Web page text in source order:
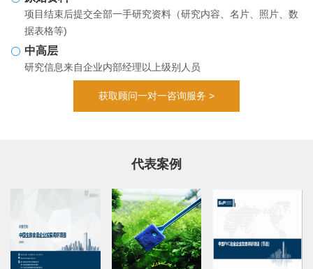
项目结束后提交全部一手研究资料（研究内容、名片、照片、数
据表格等)
中高层
研究信息来自企业内部经理以上级别人员
获取顾问一对一咨询服务 >
代表案例